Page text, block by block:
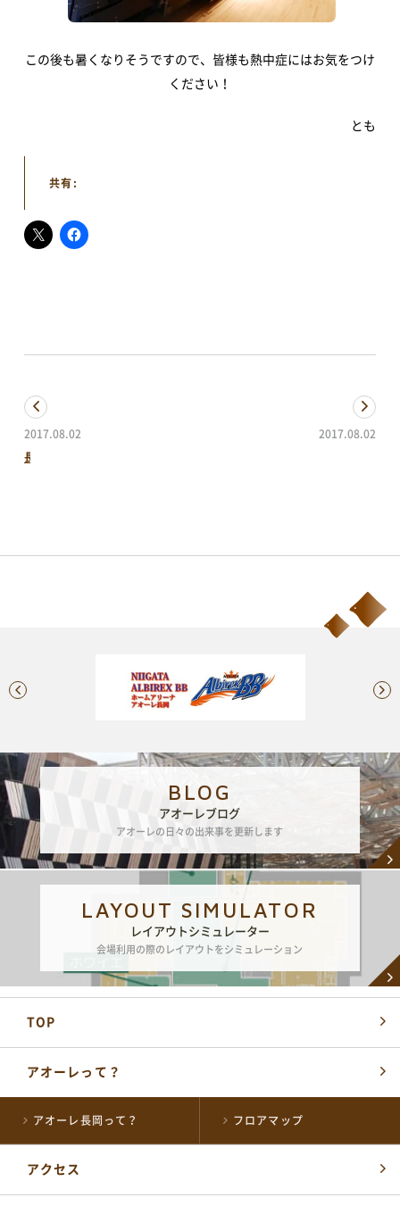
この後も暑くなりそうですので、皆様も熱中症にはお気をつけ
ください！
とも
共有:
2017.08.02 2017.08.02
BLOG
アオーレブログ
アオーレの日々の出来事を更新します
LAYOUT SIMULATOR
レイアウトシミュレーター
会場利用の際のレイアウトをシミュレーション
TOP
アオーレって？
アオーレ長岡って？ フロアマップ
アクセス
お知らせ イベント
電子ブック
視察・見学